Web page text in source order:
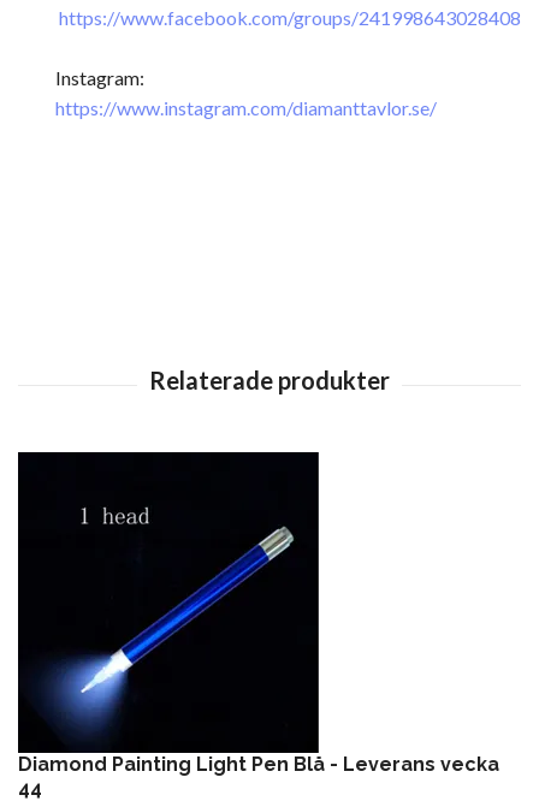
https://www.facebook.com/groups/241998643028408
Instagram:
https://www.instagram.com/diamanttavlor.se/
Diamond Painting Light Pen Blå - Leverans vecka
44